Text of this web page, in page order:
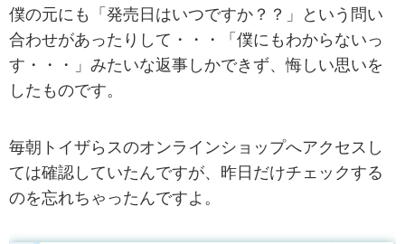
僕の元にも「発売日はいつですか？？」という問い
合わせがあったりして・・・「僕にもわからないっ
す・・・」みたいな返事しかできず、悔しい思いを
したものです。
毎朝トイザらスのオンラインショップへアクセスし
ては確認していたんですが、昨日だけチェックする
のを忘れちゃったんですよ。